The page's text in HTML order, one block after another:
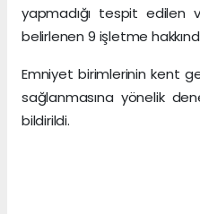
yapmadığı tespit edilen
belirlenen 9 işletme
Emniyet birimlerinin kent
sağlanmasına yönelik
bildirildi.